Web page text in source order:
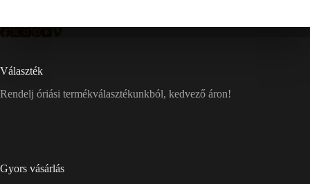
Választék
Rendelj óriási termékválasztékunkból, kedvező áron!
Gyors vásárlás